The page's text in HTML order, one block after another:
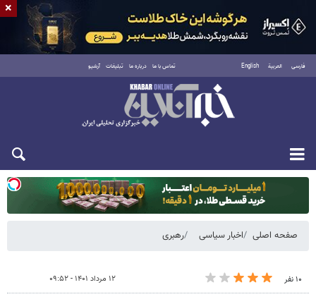
فارسی العربية English تماس با ما درباره ما تبلیغات آرشیو
دوشنبه ۱۹ مرداد ۱۴۰۵
صفحه اصلی اخبار سیاسی رهبری
۱۰ نفر ۱۲ مرداد ۱۴۰۱ - ۰۹:۵۲
×